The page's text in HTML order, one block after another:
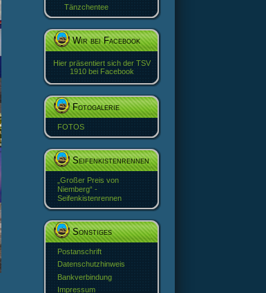
Tänzchentee
Wir bei Facebook
Hier präsentiert sich der TSV
1910 bei Facebook
Fotogalerie
FOTOS
Seifenkistenrennen
„Großer Preis von
Niemberg“ -
Seifenkistenrennen
Sonstiges
Postanschrift
Datenschutzhinweis
Bankverbindung
Impressum